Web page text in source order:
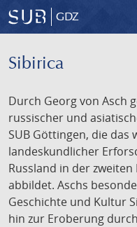
GDZ
Sibirica
Durch Georg von Asch
russischer und
SUB Göttingen, die das
landeskundlicher
Russland in der
abbildet. Aschs
Geschichte und Kultur
hin zur Eroberung